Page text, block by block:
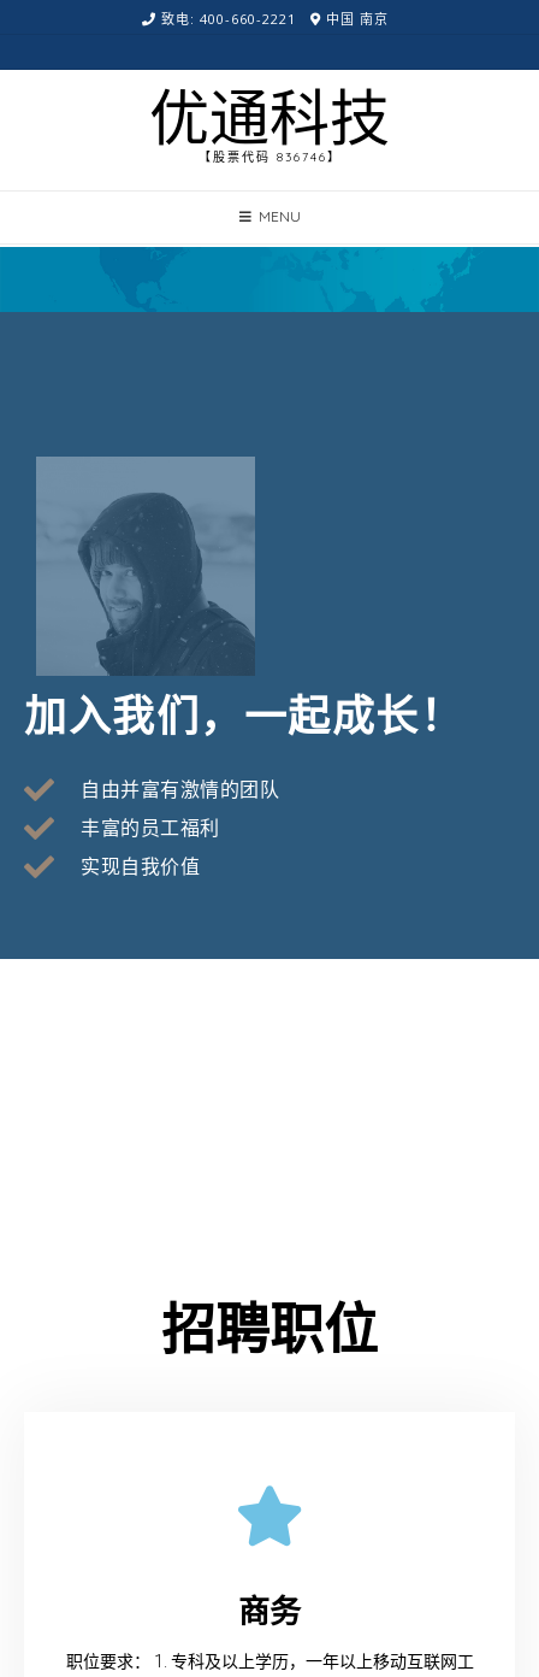
致电: 400-660-2221 中国 南京
优通科技
【股票代码 836746】
MENU
加入我们，一起成长！
自由并富有激情的团队
丰富的员工福利
实现自我价值
招聘职位
商务
职位要求： 1. 专科及以上学历，一年以上移动互联网工